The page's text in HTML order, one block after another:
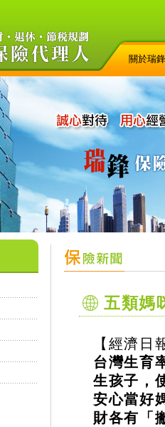
關於瑞鋒
五類媽
【經濟
台灣生育
生孩子，
安心當好
財各有「